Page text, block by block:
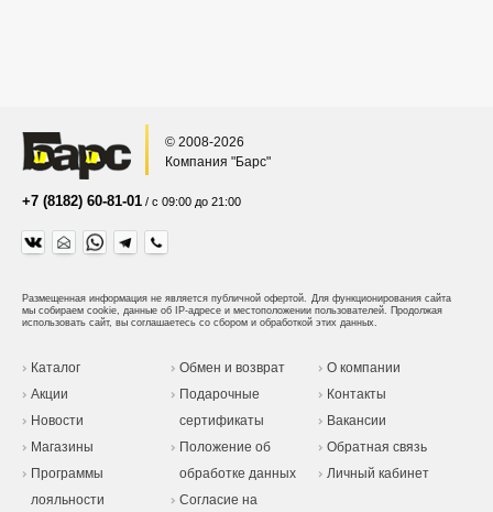
© 2008-2026
Компания "Барс"
+7 (8182) 60-81-01 / с 09:00 до 21:00
Размещенная информация не является публичной офертой. Для функционирования сайта
мы собираем cookie, данные об IP-адресе и местоположении пользователей. Продолжая
использовать сайт, вы соглашаетесь со сбором и обработкой этих данных.
Каталог
Акции
Новости
Магазины
Программы
лояльности
Обмен и возврат
Подарочные
сертификаты
Положение об
обработке данных
Согласие на
О компании
Контакты
Вакансии
Обратная связь
Личный кабинет